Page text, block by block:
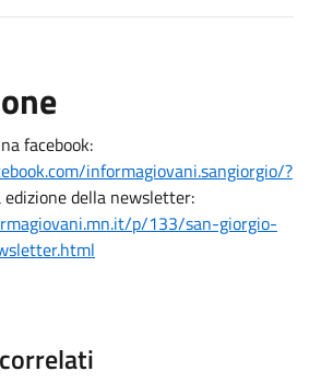
facebook:
informagiovani.sangiorgio/?
edizione della newsletter:
p/133/san-giorgio-